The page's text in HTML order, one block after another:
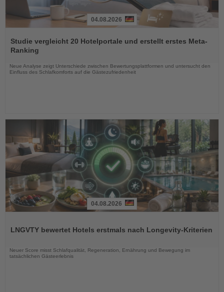
Sie
die
Nachrichten
04.08.2026
Studie vergleicht 20 Hotelportale und erstellt erstes Meta-
Ranking
Neue Analyse zeigt Unterschiede zwischen Bewertungsplattformen und untersucht den
Einfluss des Schlafkomforts auf die Gästezufriedenheit
die
04.08.2026
LNGVTY bewertet Hotels erstmals nach Longevity-Kriterien
Neuer Score misst Schlafqualität, Regeneration, Ernährung und Bewegung im
tatsächlichen Gästeerlebnis